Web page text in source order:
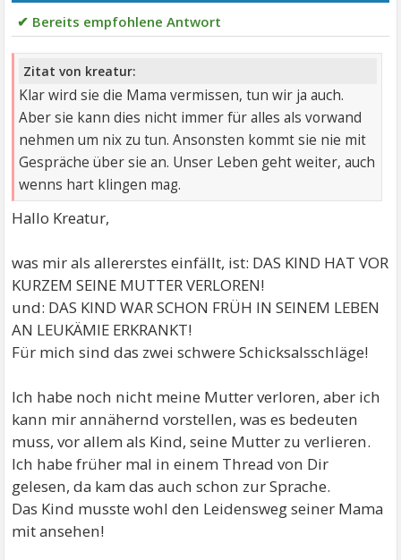
✔ Bereits empfohlene Antwort
Zitat von kreatur:
Klar wird sie die Mama vermissen, tun wir ja auch.
Aber sie kann dies nicht immer für alles als vorwand
nehmen um nix zu tun. Ansonsten kommt sie nie mit
Gespräche über sie an. Unser Leben geht weiter, auch
wenns hart klingen mag.
Hallo Kreatur,
was mir als allererstes einfällt, ist: DAS KIND HAT VOR
KURZEM SEINE MUTTER VERLOREN!
und: DAS KIND WAR SCHON FRÜH IN SEINEM LEBEN
AN LEUKÄMIE ERKRANKT!
Für mich sind das zwei schwere Schicksalsschläge!
Ich habe noch nicht meine Mutter verloren, aber ich
kann mir annähernd vorstellen, was es bedeuten
muss, vor allem als Kind, seine Mutter zu verlieren.
Ich habe früher mal in einem Thread von Dir
gelesen, da kam das auch schon zur Sprache.
Das Kind musste wohl den Leidensweg seiner Mama
mit ansehen!